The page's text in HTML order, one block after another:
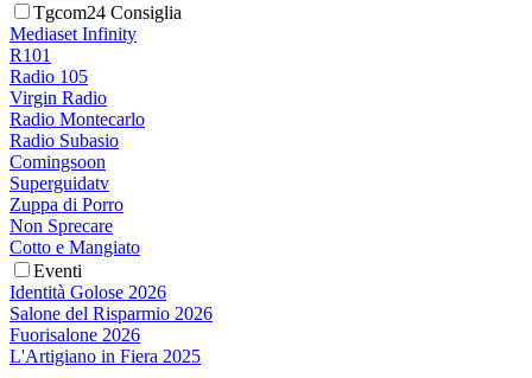
Tgcom24 Consiglia
Mediaset Infinity
R101
Radio 105
Virgin Radio
Radio Montecarlo
Radio Subasio
Comingsoon
Superguidatv
Zuppa di Porro
Non Sprecare
Cotto e Mangiato
Eventi
Identità Golose 2026
Salone del Risparmio 2026
Fuorisalone 2026
L'Artigiano in Fiera 2025